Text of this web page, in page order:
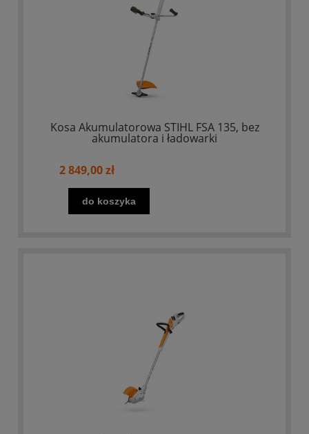
Kosa Akumulatorowa STIHL FSA 135, bez
akumulatora i ładowarki
2 849,00 zł
do koszyka